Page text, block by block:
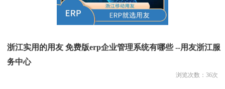
浙江实用的用友 免费版erp企业管理系统有哪些 --用友浙江服
务中心
浏览次数： 36次